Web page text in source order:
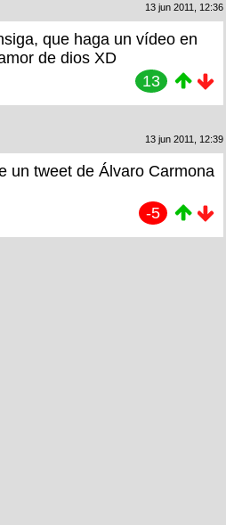
13 jun 2011, 12:36
que haga un vídeo en
de dios XD
13
13 jun 2011, 12:39
un tweet de Álvaro Carmona
-5